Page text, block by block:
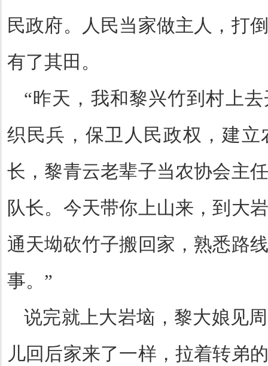
民政府。人民当家做主人，打
有了其田。
“昨天，我和黎兴竹到村上
织民兵，保卫人民政权，建
长，黎青云老辈子当农协会主
队长。今天带你上山来，到大
通天坳砍竹子搬回家，熟悉路
事。 ”
说完就上大岩垴，黎大娘见
儿回后家来了一样，拉着转弟